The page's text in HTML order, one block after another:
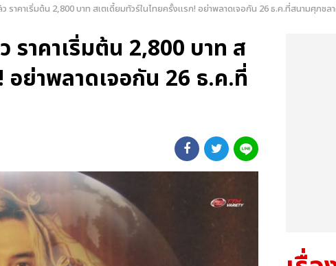
ราคาเริ่มต้น 2,800 บาท สเตเดี้ยมทัวร์ในไทยครั้งแรก! อย่าพลาดเจอกัน 26 ธ.ค.ที่สนามศุภชล
ราคาเริ่มต้น 2,800 บาท ส
อย่าพลาดเจอกัน 26 ธ.ค.ที่